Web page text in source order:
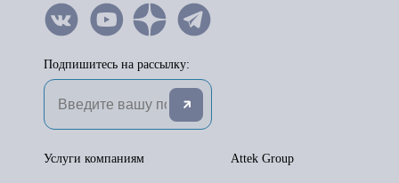
Подпишитесь на рассылку:
Attek Group
Услуги компаниям